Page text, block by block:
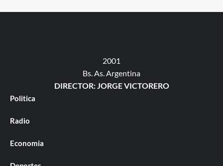
2001
Bs. As. Argentina
DIRECTOR: JORGE VICTORERO
Politica
Radio
Economia